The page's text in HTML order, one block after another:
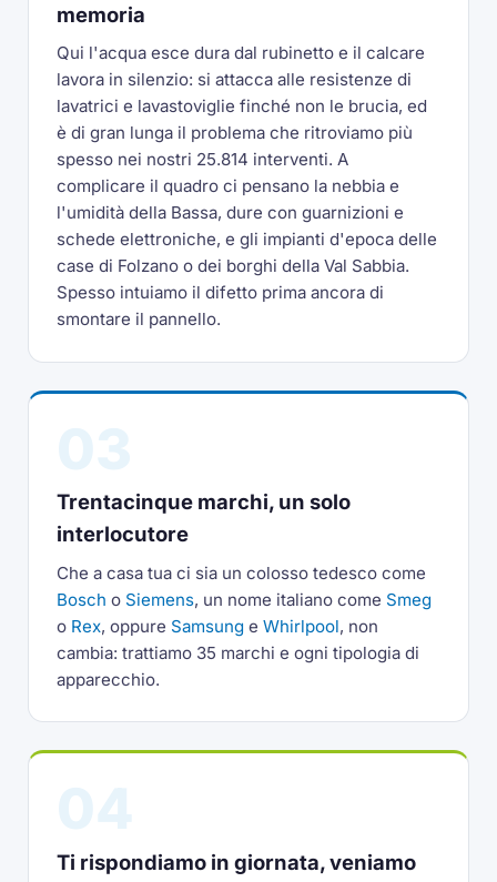
memoria
Qui l'acqua esce dura dal rubinetto e il calcare
lavora in silenzio: si attacca alle resistenze di
lavatrici e lavastoviglie finché non le brucia, ed
è di gran lunga il problema che ritroviamo più
spesso nei nostri 25.814 interventi. A
complicare il quadro ci pensano la nebbia e
l'umidità della Bassa, dure con guarnizioni e
schede elettroniche, e gli impianti d'epoca delle
case di Folzano o dei borghi della Val Sabbia.
Spesso intuiamo il difetto prima ancora di
smontare il pannello.
Trentacinque marchi, un solo
interlocutore
Che a casa tua ci sia un colosso tedesco come
Bosch o Siemens, un nome italiano come Smeg
o Rex, oppure Samsung eWhirlpool, non
cambia: trattiamo 35 marchi e ogni tipologia di
apparecchio.
Ti rispondiamo in giornata, veniamo